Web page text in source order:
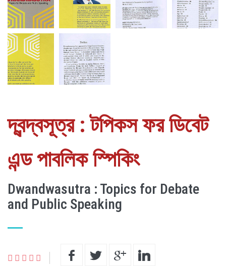
দ্বন্দ্বসূত্র : টপিকস ফর ডিবেট
এন্ড পাবলিক স্পিকিং
Dwandwasutra : Topics for Debate
and Public Speaking